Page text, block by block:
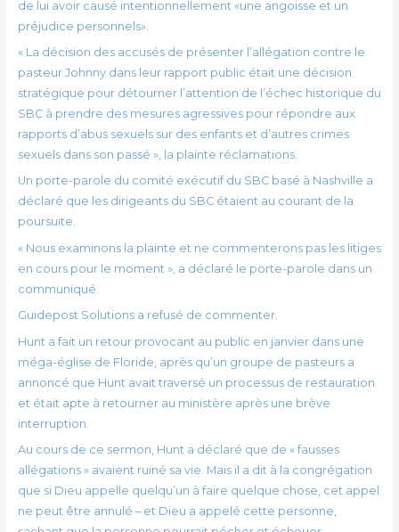
de lui avoir causé intentionnellement «une angoisse et un
préjudice personnels».
« La décision des accusés de présenter l’allégation contre le
pasteur Johnny dans leur rapport public était une décision
stratégique pour détourner l’attention de l’échec historique du
SBC à prendre des mesures agressives pour répondre aux
rapports d’abus sexuels sur des enfants et d’autres crimes
sexuels dans son passé », la plainte réclamations.
Un porte-parole du comité exécutif du SBC basé à Nashville a
déclaré que les dirigeants du SBC étaient au courant de la
poursuite.
« Nous examinons la plainte et ne commenterons pas les litiges
en cours pour le moment », a déclaré le porte-parole dans un
communiqué.
Guidepost Solutions a refusé de commenter.
Hunt a fait un retour provocant au public en janvier dans une
méga-église de Floride, après qu’un groupe de pasteurs a
annoncé que Hunt avait traversé un processus de restauration
et était apte à retourner au ministère après une brève
interruption.
Au cours de ce sermon, Hunt a déclaré que de « fausses
allégations » avaient ruiné sa vie. Mais il a dit à la congrégation
que si Dieu appelle quelqu’un à faire quelque chose, cet appel
ne peut être annulé – et Dieu a appelé cette personne,